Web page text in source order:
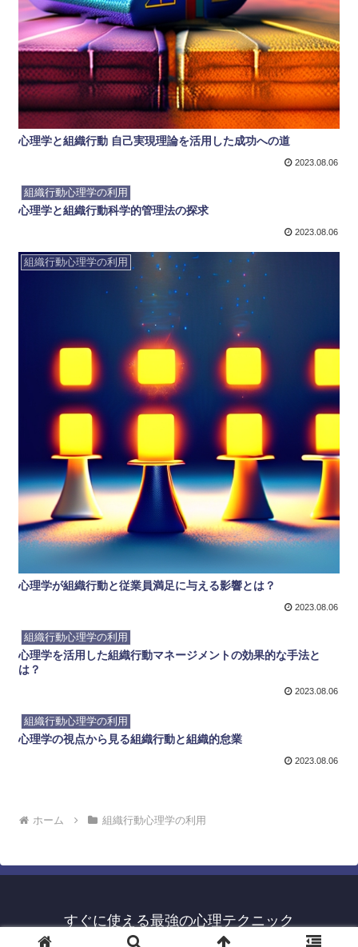
心理学と組織行動 自己実現理論を活用した成功への道
2023.08.06
組織行動心理学の利用
心理学と組織行動科学的管理法の探求
2023.08.06
組織行動心理学の利用
心理学が組織行動と従業員満足に与える影響とは？
2023.08.06
組織行動心理学の利用
心理学を活用した組織行動マネージメントの効果的な手法と
は？
2023.08.06
組織行動心理学の利用
心理学の視点から見る組織行動と組織的怠業
2023.08.06
ホーム 組織行動心理学の利用
すぐに使える最強の心理テクニック
© 2023 すぐに使える最強の心理テクニック.